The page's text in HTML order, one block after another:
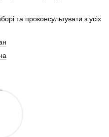
та проконсультувати з усіх